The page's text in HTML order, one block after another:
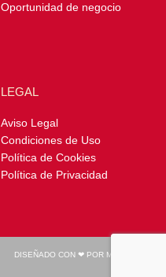
Oportunidad de negocio
LEGAL
Aviso Legal
Condiciones de Uso
Política de Cookies
Política de Privacidad
DISEÑADO CON ❤︎ POR MOONYK